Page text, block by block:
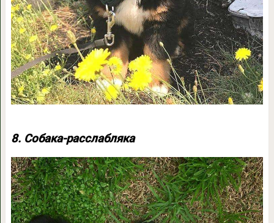
8. Собака-расслабляка